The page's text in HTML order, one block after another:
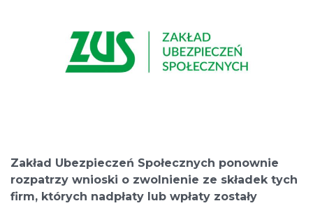
Zakład Ubezpieczeń Społecznych ponownie
rozpatrzy wnioski o zwolnienie ze składek tych
firm, których nadpłaty lub wpłaty zostały